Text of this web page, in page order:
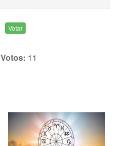
Votos: 11